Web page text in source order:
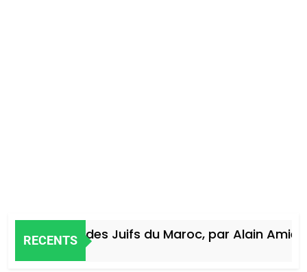
RECENTS
Histoire des Juifs du Maroc, par Alain Amiel